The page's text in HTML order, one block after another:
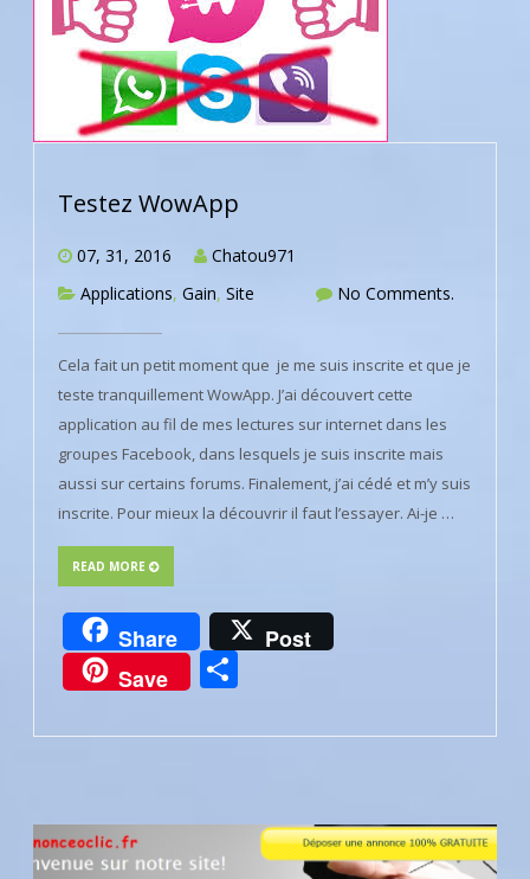
Testez WowApp
07, 31, 2016
Chatou971
Applications, Gain, Site No Comments.
Cela fait un petit moment que je me suis inscrite et que je
teste tranquillement WowApp. J’ai découvert cette
application au fil de mes lectures sur internet dans les
groupes Facebook, dans lesquels je suis inscrite mais
aussi sur certains forums. Finalement, j’ai cédé et m’y suis
inscrite. Pour mieux la découvrir il faut l’essayer. Ai-je …
READ MORE
Share
Post
Save